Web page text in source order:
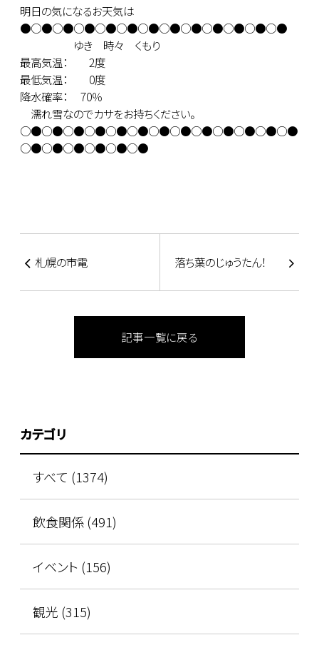
明日の気になるお天気は
●○●○●○●○●○●○●○●○●○●○●○●○●
ゆき 時々 くもり
最高気温： 2度
最低気温： 0度
降水確率： 70％
濡れ雪なのでカサをお持ちください。
○●○●○●○●○●○●○●○●○●○●○●○●○●
○●○●○●○●○●○●
札幌の市電 落ち葉のじゅうたん！
記事一覧に戻る
カテゴリ
すべて (1374)
飲食関係 (491)
イベント (156)
観光 (315)